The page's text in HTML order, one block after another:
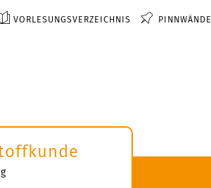
VORLESUNGSVERZEICHNIS PINNWÄNDE